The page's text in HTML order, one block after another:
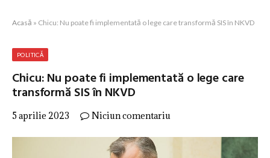
Acasă » Chicu: Nu poate fi implementată o lege care transformă SIS în NKVD
POLITICĂ
Chicu: Nu poate fi implementată o lege care
transformă SIS în NKVD
5 aprilie 2023 Niciun comentariu